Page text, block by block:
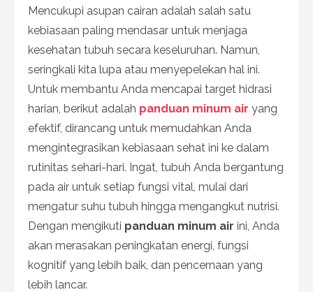
Mencukupi asupan cairan adalah salah satu
kebiasaan paling mendasar untuk menjaga
kesehatan tubuh secara keseluruhan. Namun,
seringkali kita lupa atau menyepelekan hal ini.
Untuk membantu Anda mencapai target hidrasi
harian, berikut adalah panduan minum air yang
efektif, dirancang untuk memudahkan Anda
mengintegrasikan kebiasaan sehat ini ke dalam
rutinitas sehari-hari. Ingat, tubuh Anda bergantung
pada air untuk setiap fungsi vital, mulai dari
mengatur suhu tubuh hingga mengangkut nutrisi.
Dengan mengikuti panduan minum air ini, Anda
akan merasakan peningkatan energi, fungsi
kognitif yang lebih baik, dan pencernaan yang
lebih lancar.